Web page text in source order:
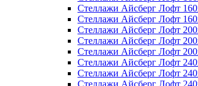
Стеллажи Айсберг Лофт
Стеллажи Айсберг Лофт
Стеллажи Айсберг Лофт
Стеллажи Айсберг Лофт
Стеллажи Айсберг Лофт
Стеллажи Айсберг Лофт
Стеллажи Айсберг Лофт
Стеллажи Айсберг Лофт